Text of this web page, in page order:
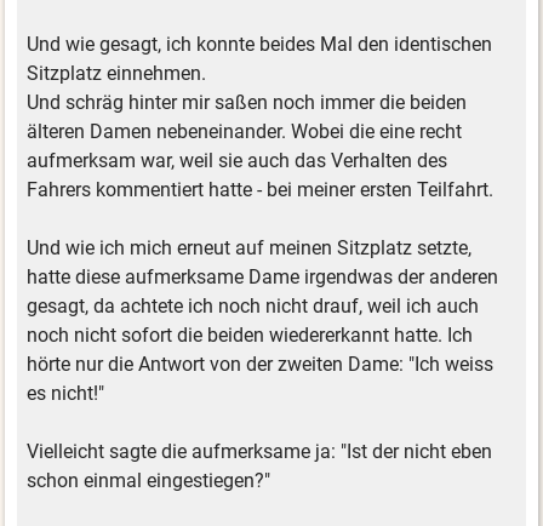
Und wie gesagt, ich konnte beides Mal den identischen
Sitzplatz einnehmen.
Und schräg hinter mir saßen noch immer die beiden
älteren Damen nebeneinander. Wobei die eine recht
aufmerksam war, weil sie auch das Verhalten des
Fahrers kommentiert hatte - bei meiner ersten Teilfahrt.
Und wie ich mich erneut auf meinen Sitzplatz setzte,
hatte diese aufmerksame Dame irgendwas der anderen
gesagt, da achtete ich noch nicht drauf, weil ich auch
noch nicht sofort die beiden wiedererkannt hatte. Ich
hörte nur die Antwort von der zweiten Dame: "Ich weiss
es nicht!"
Vielleicht sagte die aufmerksame ja: "Ist der nicht eben
schon einmal eingestiegen?"